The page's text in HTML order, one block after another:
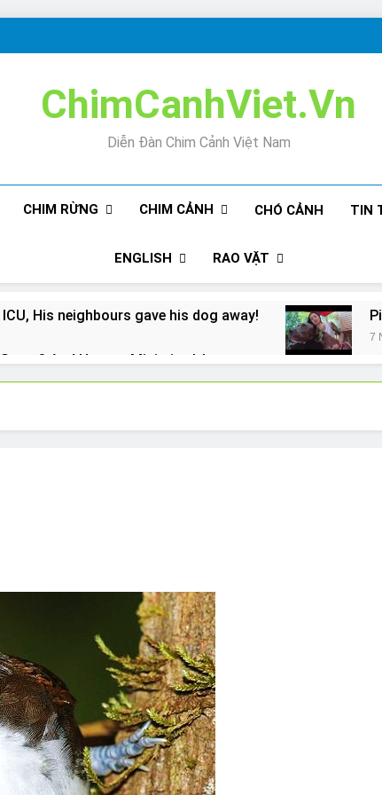
ChimCanhViet.Vn
Diễn Đàn Chim Cảnh Việt Nam
CHIM RỪNG CHIM CẢNH CHÓ CẢNH TIN
ENGLISH RAO VẶT
His neighbours gave his dog away!
7
And How to Minimize It!
Not as much as you think and here’s why!
The Ultimate
Can
And How to Train Them! How